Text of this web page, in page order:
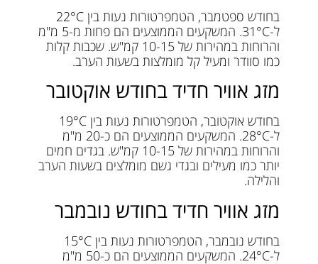
בחודש ספטמבר, הטמפרטורות נעות בין 22°C
ל-31°C. המשקעים הממוצעים הם פחות מ-5 מ"מ
והרוחות במהירות של 10-15 קמ"ש. שכבות קלות
כמו סוודר ומעיל קל מומלצות בשעות הערב.
מזג אוויר חדיד בחודש אוקטובר
בחודש אוקטובר, הטמפרטורות נעות בין 19°C
ל-28°C. המשקעים הממוצעים הם כ-20 מ"מ
והרוחות במהירות של 10-15 קמ"ש. בגדים חמים
יותר כמו מעילים ובגדי גשם מומלצים בשעות הערב
והלילה.
מזג אוויר חדיד בחודש נובמבר
בחודש נובמבר, הטמפרטורות נעות בין 15°C
ל-24°C. המשקעים הממוצעים הם כ-50 מ"מ